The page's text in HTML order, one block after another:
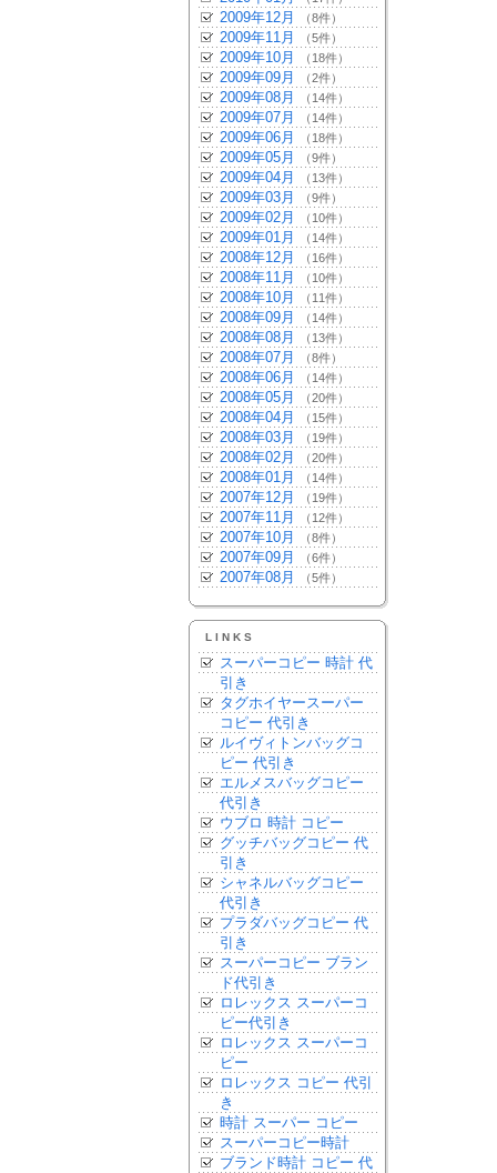
2009年12月 （8件）
2009年11月 （5件）
2009年10月 （18件）
2009年09月 （2件）
2009年08月 （14件）
2009年07月 （14件）
2009年06月 （18件）
2009年05月 （9件）
2009年04月 （13件）
2009年03月 （9件）
2009年02月 （10件）
2009年01月 （14件）
2008年12月 （16件）
2008年11月 （10件）
2008年10月 （11件）
2008年09月 （14件）
2008年08月 （13件）
2008年07月 （8件）
2008年06月 （14件）
2008年05月 （20件）
2008年04月 （15件）
2008年03月 （19件）
2008年02月 （20件）
2008年01月 （14件）
2007年12月 （19件）
2007年11月 （12件）
2007年10月 （8件）
2007年09月 （6件）
2007年08月 （5件）
LINKS
スーパーコピー 時計 代
引き
タグホイヤースーパー
コピー 代引き
ルイヴィトンバッグコ
ピー 代引き
エルメスバッグコピー
代引き
ウブロ 時計 コピー
グッチバッグコピー 代
引き
シャネルバッグコピー
代引き
プラダバッグコピー 代
引き
スーパーコピー ブラン
ド代引き
ロレックス スーパーコ
ピー代引き
ロレックス スーパーコ
ピー
ロレックス コピー 代引
き
時計 スーパー コピー
スーパーコピー時計
ブランド時計 コピー 代